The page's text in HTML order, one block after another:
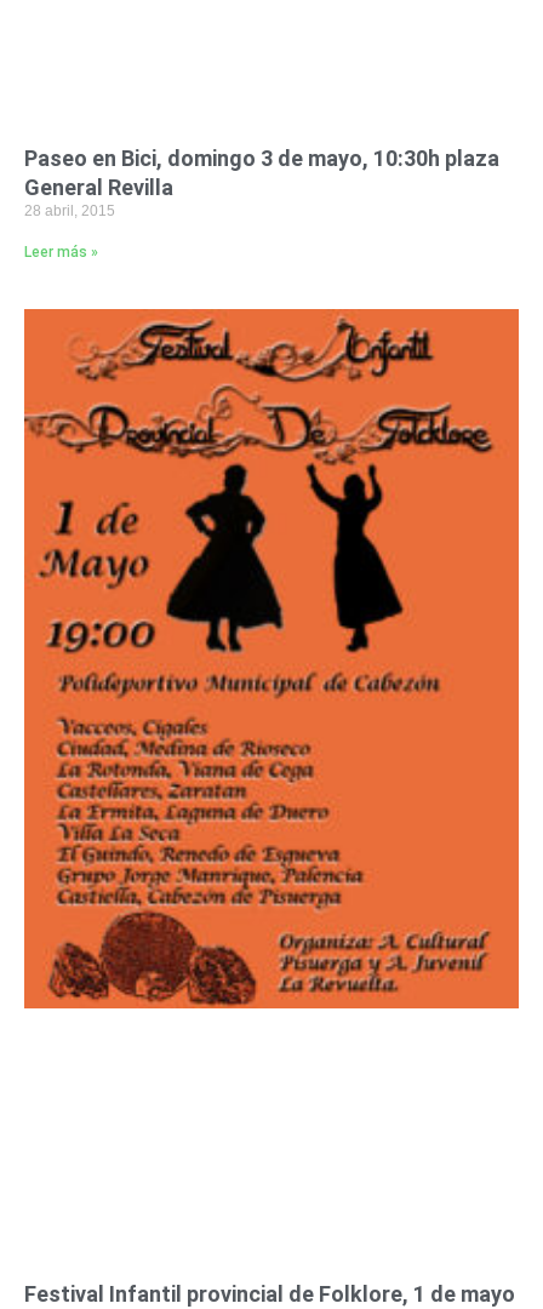
Paseo en Bici, domingo 3 de mayo, 10:30h plaza
General Revilla
28 abril, 2015
Leer más »
Festival Infantil provincial de Folklore, 1 de mayo